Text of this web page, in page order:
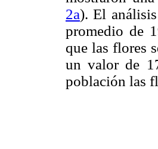
2a). El
promedio de
que las flores
un valor de
población las